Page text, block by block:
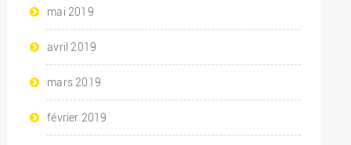
mai 2019
avril 2019
mars 2019
février 2019